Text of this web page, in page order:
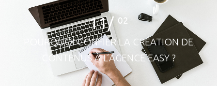
11/ 02
POURQUOI CONFIER LA CRÉATION DE
CONTENUS À L’AGENCE EASY ?